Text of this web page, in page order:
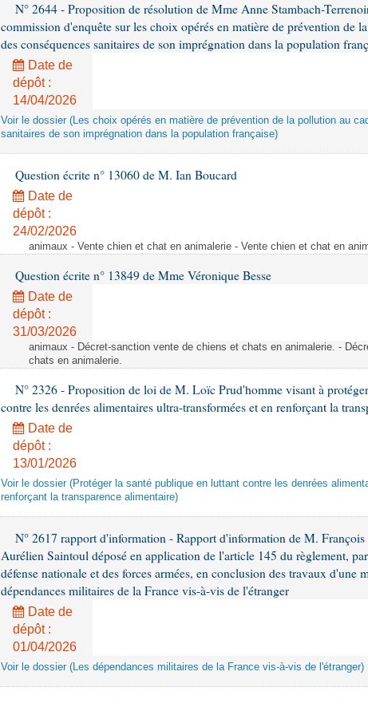
N° 2644 - Proposition de résolution de Mme Anne Stambach-
commission d'enquête sur les choix opérés en matière de prévention de
des conséquences sanitaires de son imprégnation dans la population
Date de
dépôt :
14/04/2026
Voir le dossier (Les choix opérés en matière de prévention de la pollution au
sanitaires de son imprégnation dans la population française)
Question écrite n° 13060 de M. Ian Boucard
Date de
dépôt :
24/02/2026
animaux - Vente chien et chat en animalerie - Vente chien et chat en
Question écrite n° 13849 de Mme Véronique Besse
Date de
dépôt :
31/03/2026
animaux - Décret-sanction vente de chiens et chats en animalerie. -
chats en animalerie.
N° 2326 - Proposition de loi de M. Loïc Prud'homme visant à
contre les denrées alimentaires ultra-transformées et en renforçant la
Date de
dépôt :
13/01/2026
Voir le dossier (Protéger la santé publique en luttant contre les denrées
renforçant la transparence alimentaire)
N° 2617 rapport d'information - Rapport d'information de M.
Aurélien Saintoul déposé en application de l'article 145 du règlement,
défense nationale et des forces armées, en conclusion des travaux d'une
dépendances militaires de la France vis-à-vis de l'étranger
Date de
dépôt :
01/04/2026
Voir le dossier (Les dépendances militaires de la France vis-à-vis de l'étranger)